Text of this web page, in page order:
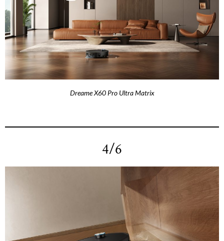
Dreame X60 Pro Ultra Matrix
4/6